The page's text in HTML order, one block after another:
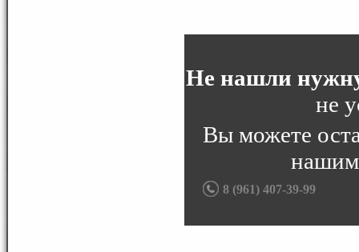
Не нашли
не
Вы можете
8 (961) 407-39-99